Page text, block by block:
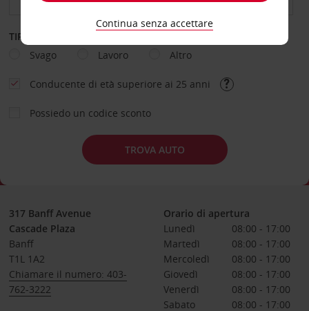
TIPOLOGIA DI NOLEGGIO
Svago
Lavoro Altro
Conducente di età superiore ai 25 anni
Possiedo un codice sconto
TROVA AUTO
317 Banff Avenue
Cascade Plaza
Banff
T1L 1A2
Chiamare il numero: 403-
762-3222
Orario di apertura
Lunedì
08:00 - 17:00
Martedì
08:00 - 17:00
Mercoledì
08:00 - 17:00
Giovedì
08:00 - 17:00
Venerdì
08:00 - 17:00
Sabato
08:00 - 17:00
Continua senza accettare